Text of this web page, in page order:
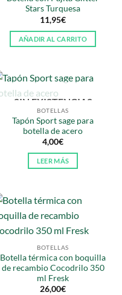
Stars Turquesa
11,95€
AÑADIR AL CARRITO
SIN EXISTENCIAS
BOTELLAS
Tapón Sport sage para
botella de acero
4,00€
LEER MÁS
BOTELLAS
Botella térmica con boquilla
de recambio Cocodrilo 350
ml Fresk
26,00€